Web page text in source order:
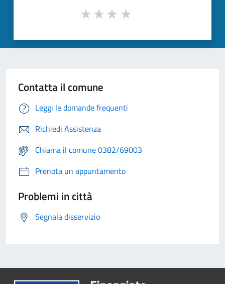
Contatta il comune
Leggi le domande frequenti
Richiedi Assistenza
Chiama il comune 0382/69003
Prenota un appuntamento
Problemi in città
Segnala disservizio